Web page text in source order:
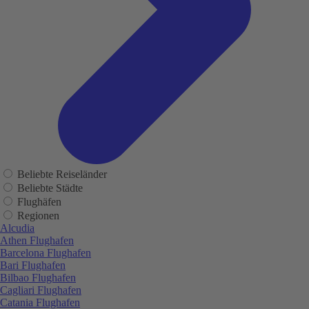
Beliebte Reiseländer
Beliebte Städte
Flughäfen
Regionen
Alcudia
Athen Flughafen
Barcelona Flughafen
Bari Flughafen
Bilbao Flughafen
Cagliari Flughafen
Catania Flughafen